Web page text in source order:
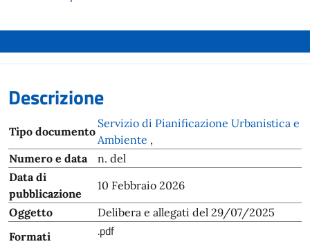
Descrizione
Tipo documento
Servizio di Pianificazione Urbanistica e
Ambiente ,
Numero e data
n. del
Data di
pubblicazione
10 Febbraio 2026
Oggetto
Delibera e allegati del 29/07/2025
Formati
.pdf